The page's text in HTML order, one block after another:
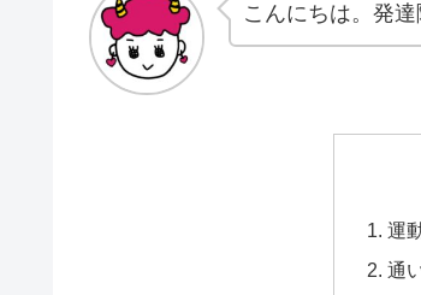
こんにちは。発
運
通